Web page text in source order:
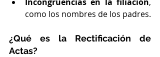
como los nombres de los padres.
¿Qué es la Rectificación de
Actas?